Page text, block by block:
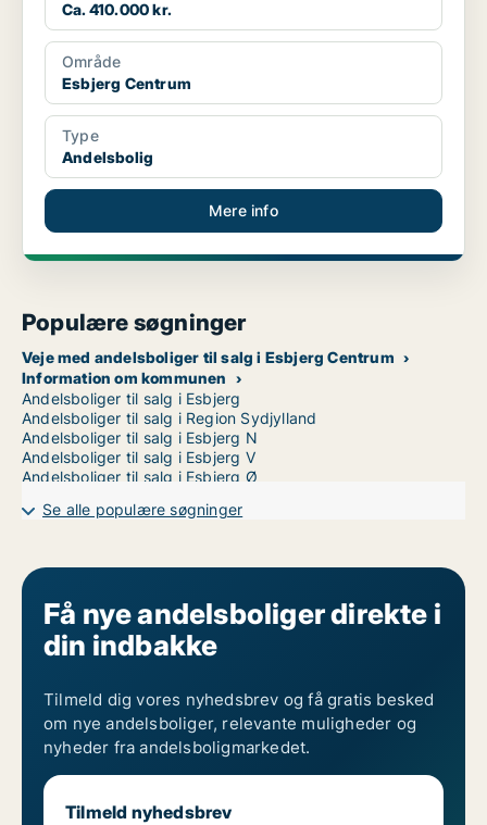
Ca. 410.000 kr.
Område
Esbjerg Centrum
Type
Andelsbolig
Mere info
Populære søgninger
Veje med andelsboliger til salg i Esbjerg Centrum
Information om kommunen
Andelsboliger til salg i Esbjerg
Andelsboliger til salg i Region Sydjylland
Andelsboliger til salg i Esbjerg N
Andelsboliger til salg i Esbjerg V
Andelsboliger til salg i Esbjerg Ø
Se alle populære søgninger
Få nye andelsboliger direkte i
din indbakke
Tilmeld dig vores nyhedsbrev og få gratis besked
om nye andelsboliger, relevante muligheder og
nyheder fra andelsboligmarkedet.
Tilmeld nyhedsbrev